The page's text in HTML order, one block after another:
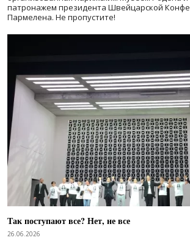
патронажем президента Швейцарской
Пармелена. Не пропустите!
Так поступают все? Нет, не все
26.06.2026